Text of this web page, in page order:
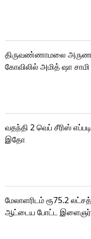
திருவண்ணாமலை
கோவிலில் அமித் ஷா
வதந்தி 2 வெப் சீரிஸ்
இதோ
மேலாளரிடம் ரூ75.2
ஆட்டைய போட்ட